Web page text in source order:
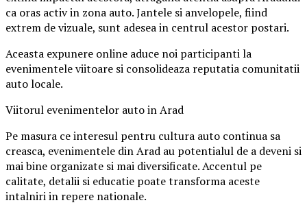
ca oras activ in zona auto. Jantele si anvelopele, fiind
extrem de vizuale, sunt adesea in centrul acestor postari.
Aceasta expunere online aduce noi participanti la
evenimentele viitoare si consolideaza reputatia comunitatii
auto locale.
Viitorul evenimentelor auto in Arad
Pe masura ce interesul pentru cultura auto continua sa
creasca, evenimentele din Arad au potentialul de a deveni si
mai bine organizate si mai diversificate. Accentul pe
calitate, detalii si educatie poate transforma aceste
intalniri in repere nationale.